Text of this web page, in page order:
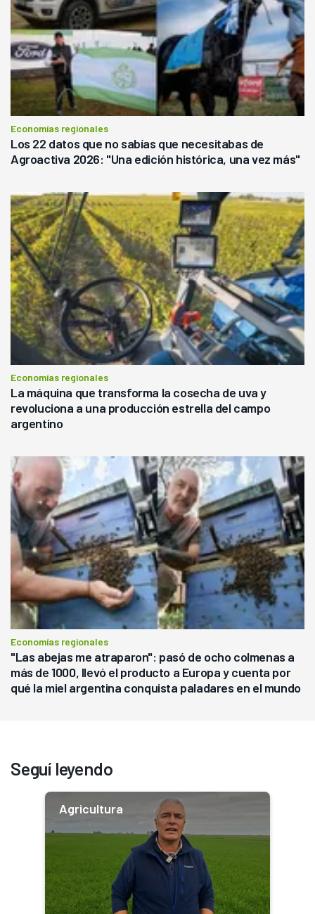
Economías regionales
Los 22 datos que no sabías que necesitabas de
Agroactiva 2026: "Una edición histórica, una vez más"
Economías regionales
La máquina que transforma la cosecha de uva y
revoluciona a una producción estrella del campo
argentino
Economías regionales
"Las abejas me atraparon": pasó de ocho colmenas a
más de 1000, llevó el producto a Europa y cuenta por
qué la miel argentina conquista paladares en el mundo
Seguí leyendo
Agricultura